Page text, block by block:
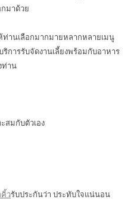
มาด้วย
านเลือกมากมายหลากหลายเมนู
การรับจัดงานเลี้ยงพร้อมกับอาหาร
ท่าน
สมกับตัวเอง
วรับประกันว่า ประทับใจแน่นอน